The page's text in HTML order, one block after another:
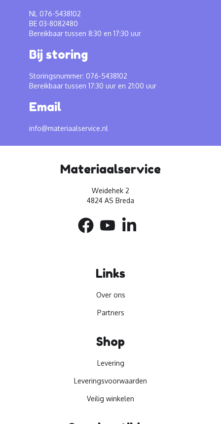
NL 076-5438102
BE 03-8082480
Bereikbaar tussen 8:30 en 17:30 uur
Bij storing
Storingsnummer: 076-5438102
Bereikbaar tussen 17:30 uur en 21:00 uur
Email
info@materiaalservice.nl
Materiaalservice
Weidehek 2
4824 AS Breda
Links
Over ons
Partners
Shop
Levering
Leveringsvoorwaarden
Veilig winkelen